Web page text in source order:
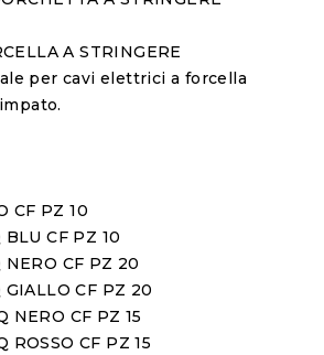
A STRINGERE
per cavi elettrici a forcella
CF PZ 10
BLU CF PZ 10
NERO CF PZ 20
GIALLO CF PZ 20
NERO CF PZ 15
ROSSO CF PZ 15